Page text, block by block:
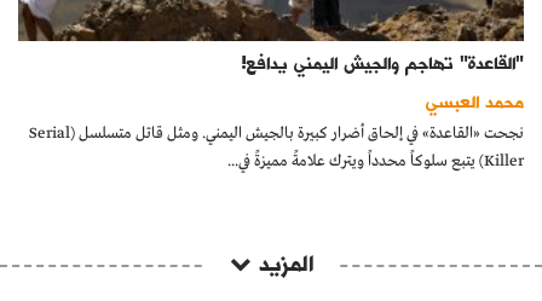
"القاعدة" تهاجم والجيش اليمني يدافع!
محمد العبسي
نجحت «القاعدة» في إلحاق أضرار كبيرة بالجيش اليمني. ومثل قاتل متسلسل (Serial
Killer) يتبع سلوكاً محدداً ويترك علامةً مميزةً في...
المزيد